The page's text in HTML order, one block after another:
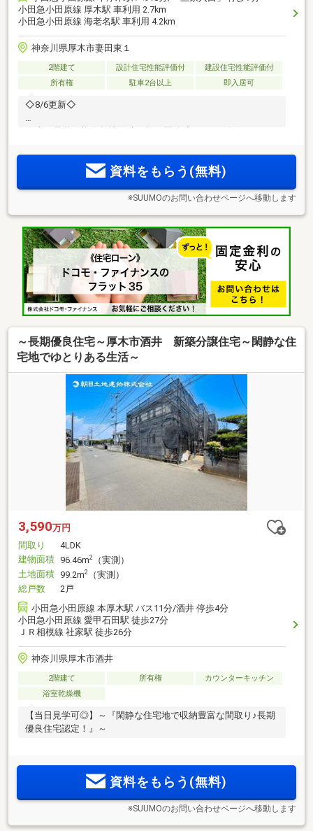
小田急小田原線 厚木駅 車利用 2.7km
小田急小田原線 海老名駅 車利用 4.2km
神奈川県厚木市妻田東１
2階建て 設計住宅性能評価付
建設住宅性能評価付
所有権
駐車2台以上 即入居可
◇8/6更新◇
☆本日見学可能☆敷地面積50坪！開放感のあるお住まい！
資料をもらう(無料)
※SUUMOのお問い合わせページへ移動します
～長期優良住宅～厚木市酒井 新築分譲住宅～閑静な住
宅地でゆとりある生活～
3,590万円
間取り
4LDK
建物面積 96.46m2
（実測）
土地面積 99.2m2
（実測）
総戸数
2戸
小田急小田原線 本厚木駅 バス11分/酒井 停歩4分
小田急小田原線 愛甲石田駅 徒歩27分
ＪＲ相模線 社家駅 徒歩26分
神奈川県厚木市酒井
2階建て 所有権
カウンターキッチン
浴室乾燥機
【当日見学可◎】～『閑静な住宅地で収納豊富な間取り♪長期
優良住宅認定！』～
資料をもらう(無料)
※SUUMOのお問い合わせページへ移動します